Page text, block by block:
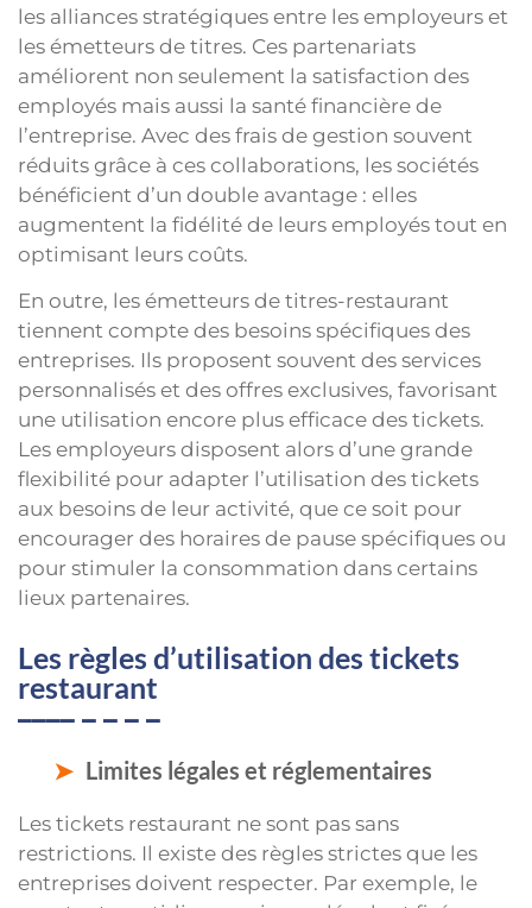
les alliances stratégiques entre les employeurs et
les émetteurs de titres. Ces partenariats
améliorent non seulement la satisfaction des
employés mais aussi la santé financière de
l’entreprise. Avec des frais de gestion souvent
réduits grâce à ces collaborations, les sociétés
bénéficient d’un double avantage : elles
augmentent la fidélité de leurs employés tout en
optimisant leurs coûts.
En outre, les émetteurs de titres-restaurant
tiennent compte des besoins spécifiques des
entreprises. Ils proposent souvent des services
personnalisés et des offres exclusives, favorisant
une utilisation encore plus efficace des tickets.
Les employeurs disposent alors d’une grande
flexibilité pour adapter l’utilisation des tickets
aux besoins de leur activité, que ce soit pour
encourager des horaires de pause spécifiques ou
pour stimuler la consommation dans certains
lieux partenaires.
Les règles d’utilisation des tickets
restaurant
Limites légales et réglementaires
Les tickets restaurant ne sont pas sans
restrictions. Il existe des règles strictes que les
entreprises doivent respecter. Par exemple, le